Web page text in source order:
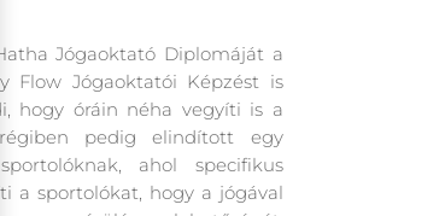
Jógaoktató Diplomáját a
Flow Jógaoktatói Képzést is
hogy óráin néha vegyíti is a
pedig elindított egy
ahol specifikus
a sportolókat, hogy a jógával